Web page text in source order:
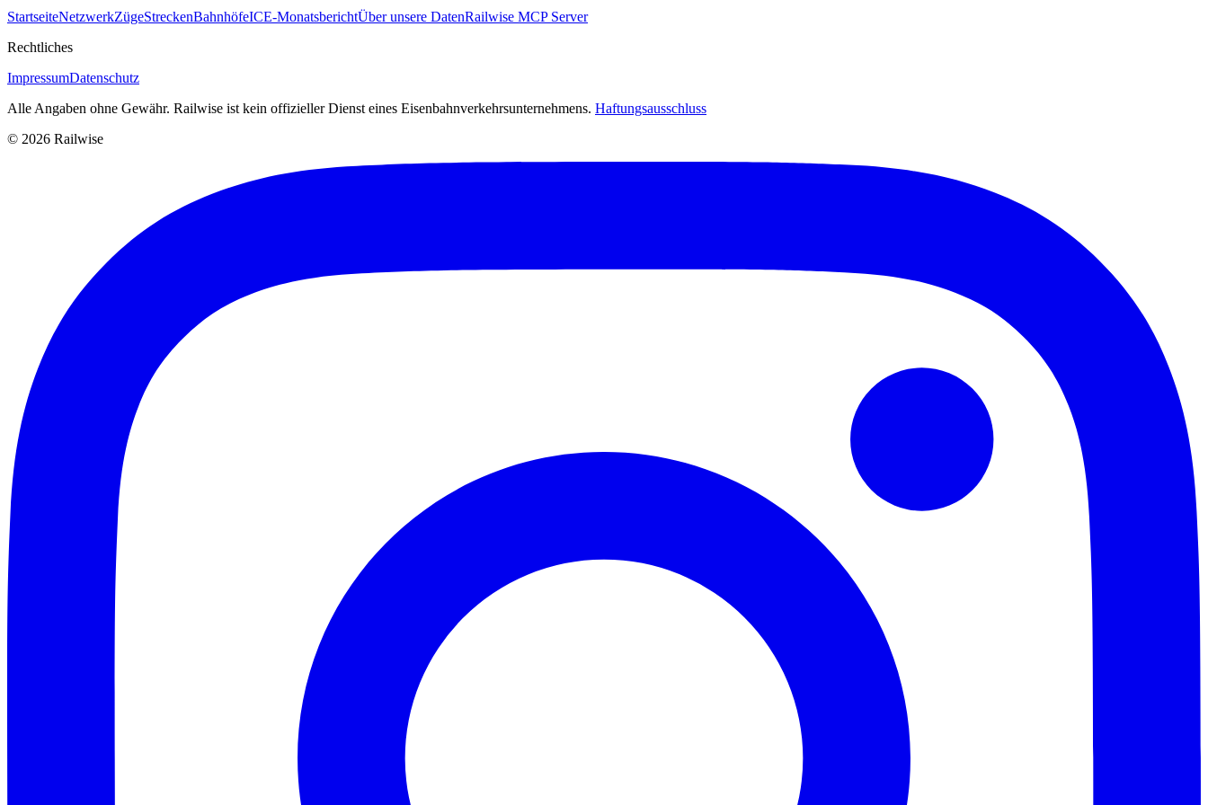
StartseiteNetzwerkZügeStreckenBahnhöfeICE-MonatsberichtÜber unsere DatenRailwise MCP Server
Rechtliches
ImpressumDatenschutz
Alle Angaben ohne Gewähr. Railwise ist kein offizieller Dienst eines Eisenbahnverkehrsunternehmens. Haftungsausschluss
© 2026 Railwise